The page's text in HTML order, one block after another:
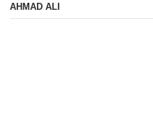
AHMAD ALI